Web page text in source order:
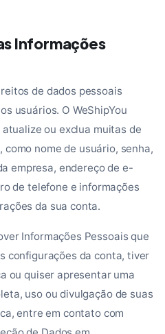
Informações
de dados pessoais
usuários. O WeShipYou
ou exclua muitas de
como nome de usuário, senha,
empresa, endereço de e-
de telefone e informações
da sua conta.
Informações Pessoais que
configurações da conta, tiver
ou quiser apresentar uma
uso ou divulgação de suas
entre em contato com